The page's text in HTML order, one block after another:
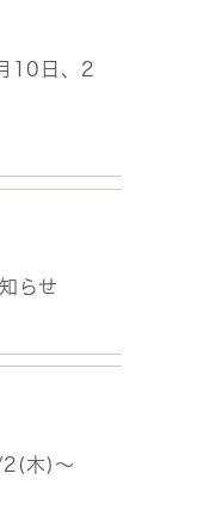
10日、2
らせ
2(木)〜